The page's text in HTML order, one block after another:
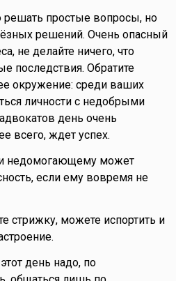
простые вопросы, но
решений. Очень опасный
не делайте ничего, что
последствия. Обратите
окружение: среди ваших
личности с недобрыми
день очень
всего, ждет успех.
недомогающему может
если ему вовремя не
стрижку, можете испортить и
день надо, по